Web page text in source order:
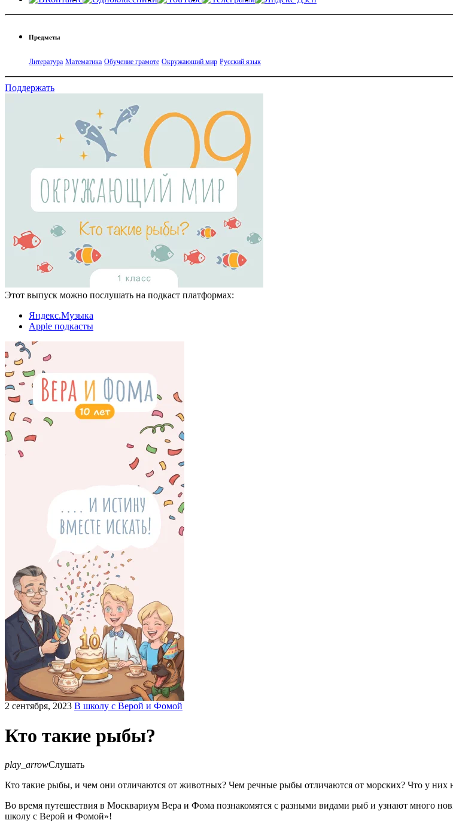
Предметы
Литература Математика Обучение грамоте Окружающий мир Русский язык
Поддержать
Этот выпуск можно послушать на подкаст платформах:
Яндекс.Музыка
Apple подкасты
2 сентября, 2023 В школу с Верой и Фомой
Кто такие рыбы?
play_arrowСлушать
Кто такие рыбы, и чем они отличаются от животных? Чем речные рыбы отличаются от морских? Что у них
Во время путешествия в Москвариум Вера и Фома познакомятся с разными видами рыб и узнают много
школу с Верой и Фомой»!